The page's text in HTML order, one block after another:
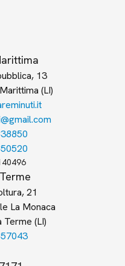
13
(LI)
21
La Monaca
(LI)